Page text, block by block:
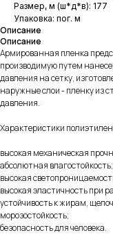
Размер, м (ш*д*в): 177
Упаковка: пог. м
Описание
Описание
Армированная пленка
производимую путем
давления на сетку,
наружные слои - пленку из
давления.
Характеристики
высокая механическая
абсолютная влагостойкость;
высокая
высокая эластичность при
устойчивость к жирам,
морозостойкость;
безопасность для человека.